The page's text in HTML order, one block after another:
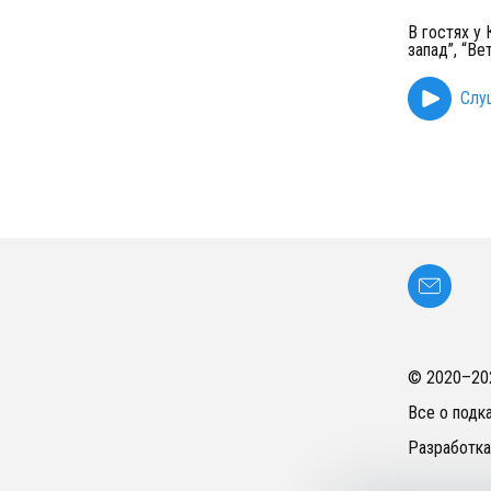
В гостях у
запад”,
© 2020–
Все о
Разработка